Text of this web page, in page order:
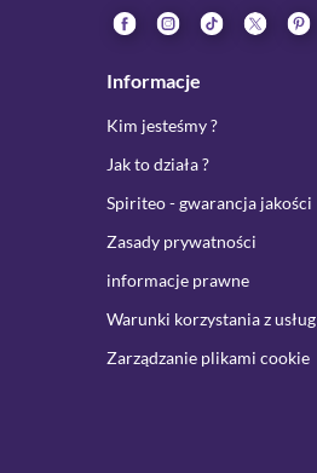
Informacje
Kim jesteśmy ?
Jak to działa ?
Spiriteo - gwarancja jakości
Zasady prywatności
informacje prawne
Warunki korzystania z usług
Zarządzanie plikami cookie